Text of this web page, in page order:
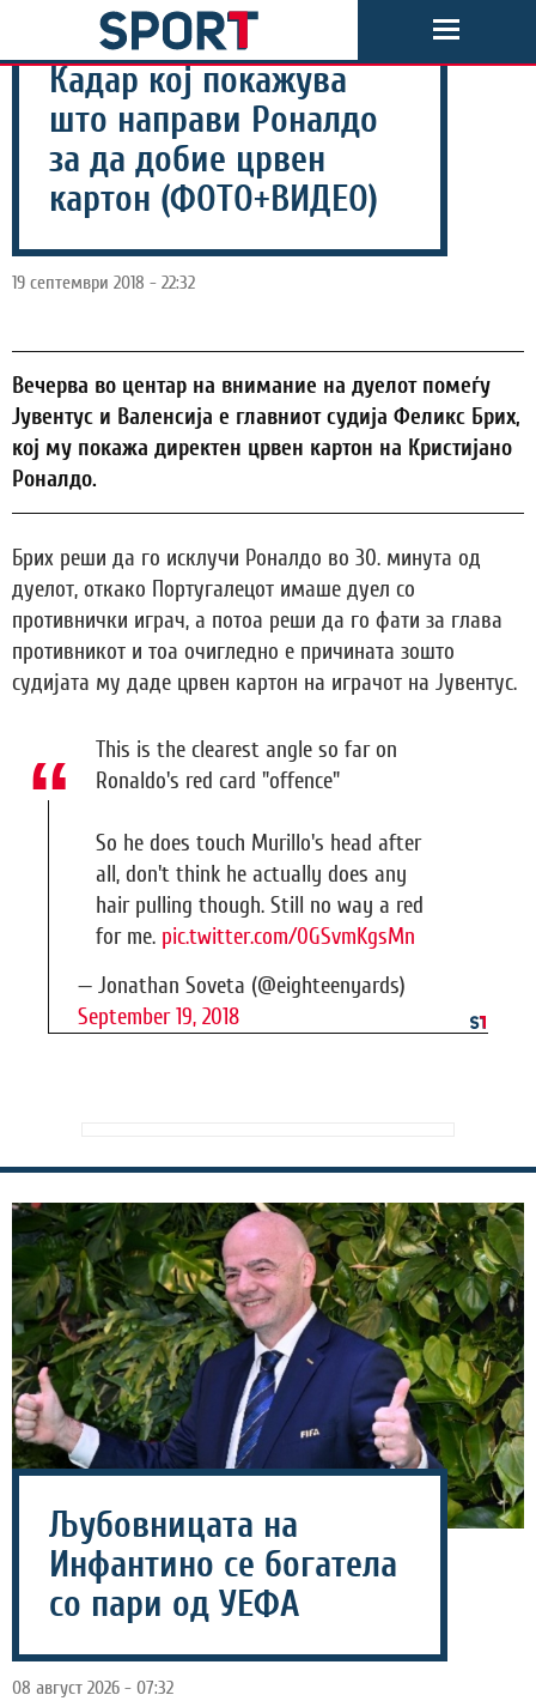
Кадар кој покажува
што направи Роналдо
за да добие црвен
картон (ФОТО+ВИДЕО)
19 септември 2018 - 22:32
Вечерва во центар на внимание на дуелот помеѓу
Јувентус и Валенсија е главниот судија Феликс Брих,
кој му покажа директен црвен картон на Кристијано
Роналдо.
Брих реши да го исклучи Роналдо во 30. минута од
дуелот, откако Португалецот имаше дуел со
противнички играч, а потоа реши да го фати за глава
противникот и тоа очигледно е причината зошто
судијата му даде црвен картон на играчот на Јувентус.
This is the clearest angle so far on
Ronaldo's red card "offence"
So he does touch Murillo's head after
all, don't think he actually does any
hair pulling though. Still no way a red
for me. pic.twitter.com/0GSvmKgsMn
— Jonathan Soveta (@eighteenyards)
September 19, 2018
Љубовницата на
Инфантино се богатела
со пари од УЕФА
08 август 2026 - 07:32